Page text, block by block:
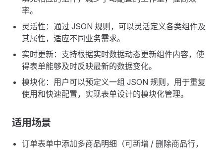
率。
灵活性：通过 JSON 规则，可以灵活定义各类组件及
其属性，适应不同业务需求。
实时更新：支持根据实时数据动态更新组件内容，使
得表单能够及时反映最新的数据变化。
模块化：用户可以预定义一组 JSON 规则，用于重复
使用和快速配置，实现表单设计的模块化管理。
适用场景
订单表单中添加多商品明细（可新增 / 删除商品行，